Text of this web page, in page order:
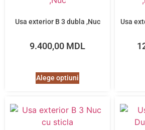
Usa exterior B 3 dubla ,Nuc
9.400,00 MDL
Alege optiuni
Usa